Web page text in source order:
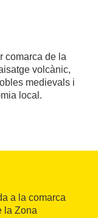
comarca de la
volcànic,
medievals i
local.
a la comarca
la Zona